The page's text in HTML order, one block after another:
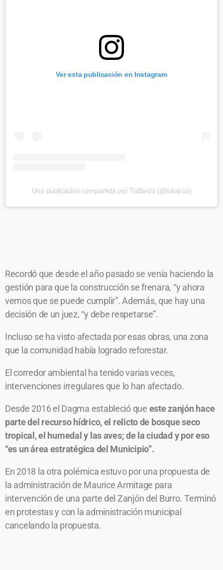
Ver esta publicación en Instagram
Una publicación compartida por TuBarco (@tubarco)
Recordó que desde el año pasado se venía haciendo la
gestión para que la construcción se frenara, “y ahora
vemos que se puede cumplir”. Además, que hay una
decisión de un juez, “y debe respetarse”.
Incluso se ha visto afectada por esas obras, una zona
que la comunidad había logrado reforestar.
El corredor ambiental ha tenido varias veces,
intervenciones irregulares que lo han afectado.
Desde 2016 el Dagma estableció que este zanjón hace
parte del recurso hídrico, el relicto de bosque seco
tropical, el humedal y las aves; de la ciudad y por eso
“es un área estratégica del Municipio”.
En 2018 la otra polémica estuvo por una propuesta de
la administración de Maurice Armitage para
intervención de una parte del Zanjón del Burro. Terminó
en protestas y con la administración municipal
cancelando la propuesta.